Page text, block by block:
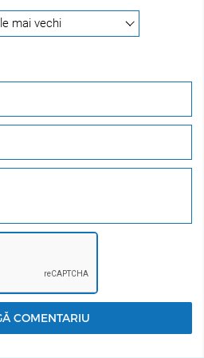
parul mai străluctor. Este un
nuanțe de violet și roșu
protejează și hrănește
vopselei. Keratina – o
părului – penetreaza profund
pigmenții. Deci, echilibrează
chiar în timpul vopsirii. Mai
de KERATINĂ întărește
umple structura. Proteina
mai bună de depunere a
generație ce oferă parului
și strălucire.
de cocos oferă suplimentar
vopselei, iar amestecarea și
COMENTARIU